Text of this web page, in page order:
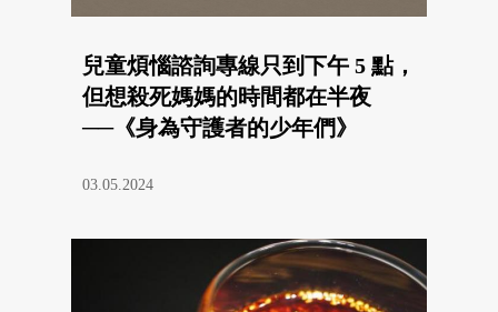
兒童煩惱諮詢專線只到下午 5 點，
但想殺死媽媽的時間都在半夜
──《身為守護者的少年們》
03.05.2024